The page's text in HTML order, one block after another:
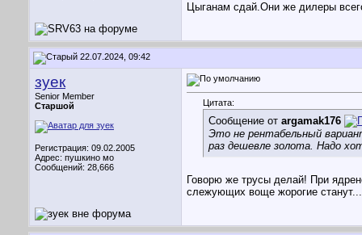
Цыганам сдай.Они же дилеры
22.07.2024, 09:42
зуек
Senior Member
Старшой
Регистрация: 09.02.2005
Адрес: пушкино мо
Сообщений: 28,666
Цитата:
Сообщение от argamak176
Это не рентабельный
раз дешевле золота. Надо
Говорю же трусы делай! При
слежующих воще жорогие